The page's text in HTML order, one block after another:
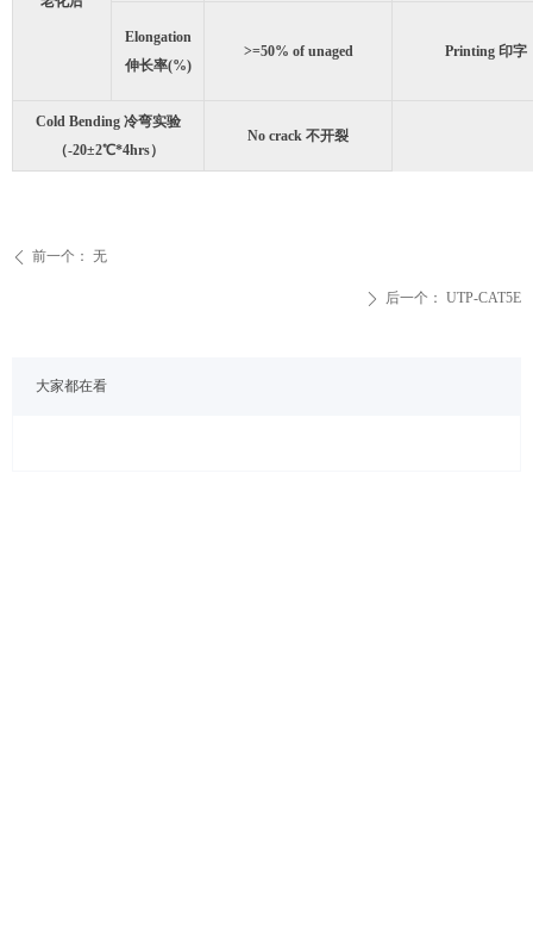
大家都在看
ꄴ 前一个： 无
ꄲ 后一个： UTP-CAT5E
Elongation
伸长率(%)
>=50% of unaged Printing 印字
Cold Bending 冷弯实验
（-20±2℃*4hrs）
No crack 不开裂